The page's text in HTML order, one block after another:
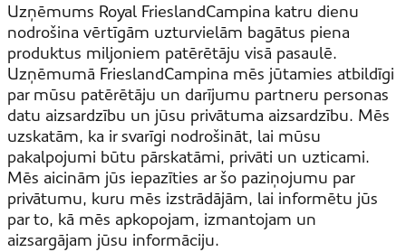
Uzņēmums Royal FrieslandCampina katru dienu
nodrošina vērtīgām uzturvielām bagātus piena
produktus miljoniem patērētāju visā pasaulē.
Uzņēmumā FrieslandCampina mēs jūtamies atbildīgi
par mūsu patērētāju un darījumu partneru personas
datu aizsardzību un jūsu privātuma aizsardzību. Mēs
uzskatām, ka ir svarīgi nodrošināt, lai mūsu
pakalpojumi būtu pārskatāmi, privāti un uzticami.
Mēs aicinām jūs iepazīties ar šo paziņojumu par
privātumu, kuru mēs izstrādājām, lai informētu jūs
par to, kā mēs apkopojam, izmantojam un
aizsargājam jūsu informāciju.